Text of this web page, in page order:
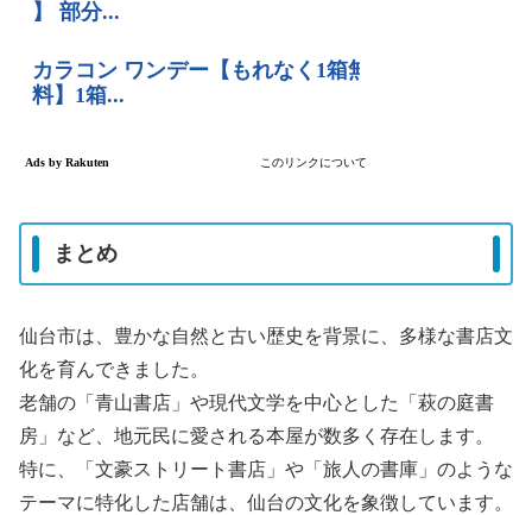
まとめ
仙台市は、豊かな自然と古い歴史を背景に、多様な書店文
化を育んできました。
老舗の「青山書店」や現代文学を中心とした「萩の庭書
房」など、地元民に愛される本屋が数多く存在します。
特に、「文豪ストリート書店」や「旅人の書庫」のような
テーマに特化した店舗は、仙台の文化を象徴しています。